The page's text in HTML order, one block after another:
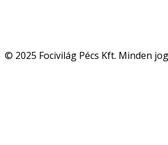
© 2025 Focivilág Pécs Kft. Minden